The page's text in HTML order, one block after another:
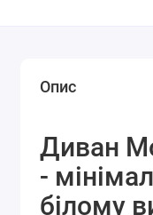
Опис
Диван
-
білому